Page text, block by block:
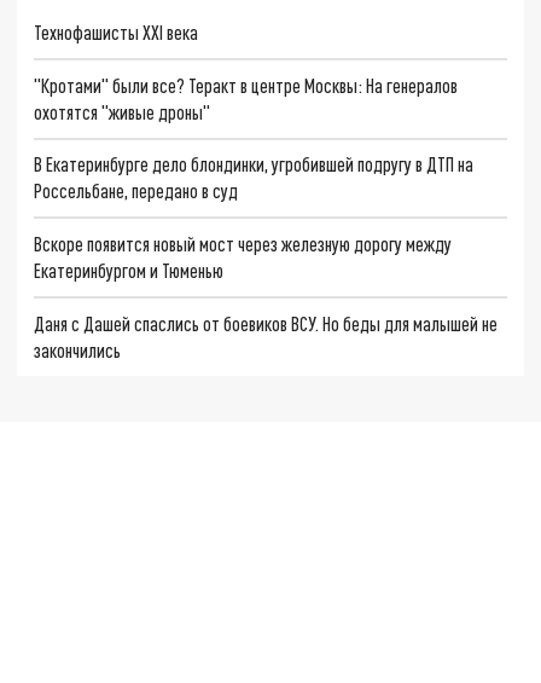
Технофашисты XXI века
"Кротами" были все? Теракт в центре Москвы: На генералов
охотятся "живые дроны"
В Екатеринбурге дело блондинки, угробившей подругу в ДТП на
Россельбане, передано в суд
Вскоре появится новый мост через железную дорогу между
Екатеринбургом и Тюменью
Даня с Дашей спаслись от боевиков ВСУ. Но беды для малышей не
закончились